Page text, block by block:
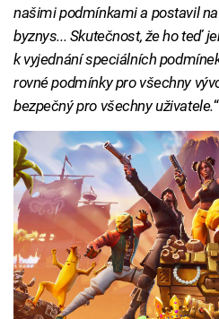
našimi podmínkami a postavil
byznys... Skutečnost, že ho teď
k vyjednání speciálních
rovné podmínky pro všechny
bezpečný pro všechny uživatele.“